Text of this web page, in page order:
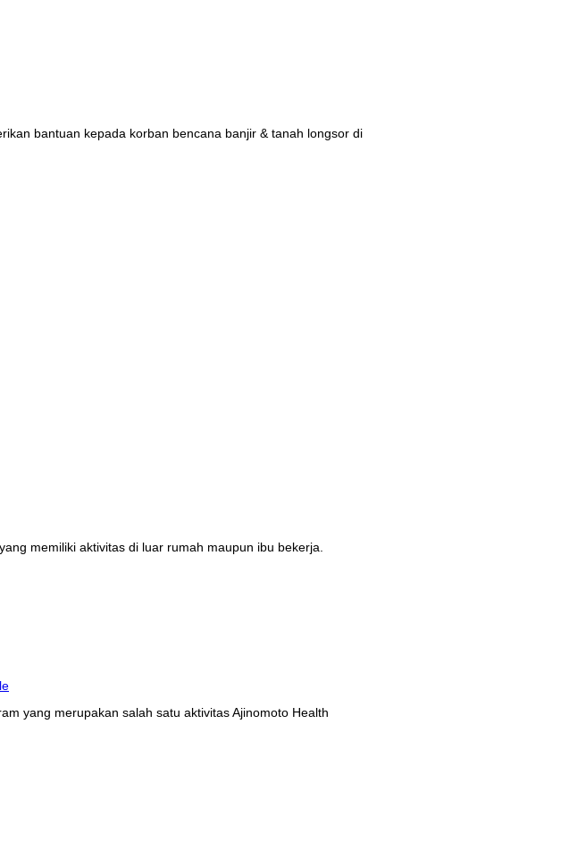
bantuan kepada korban bencana banjir & tanah longsor di
memiliki aktivitas di luar rumah maupun ibu bekerja.
yang merupakan salah satu aktivitas Ajinomoto Health